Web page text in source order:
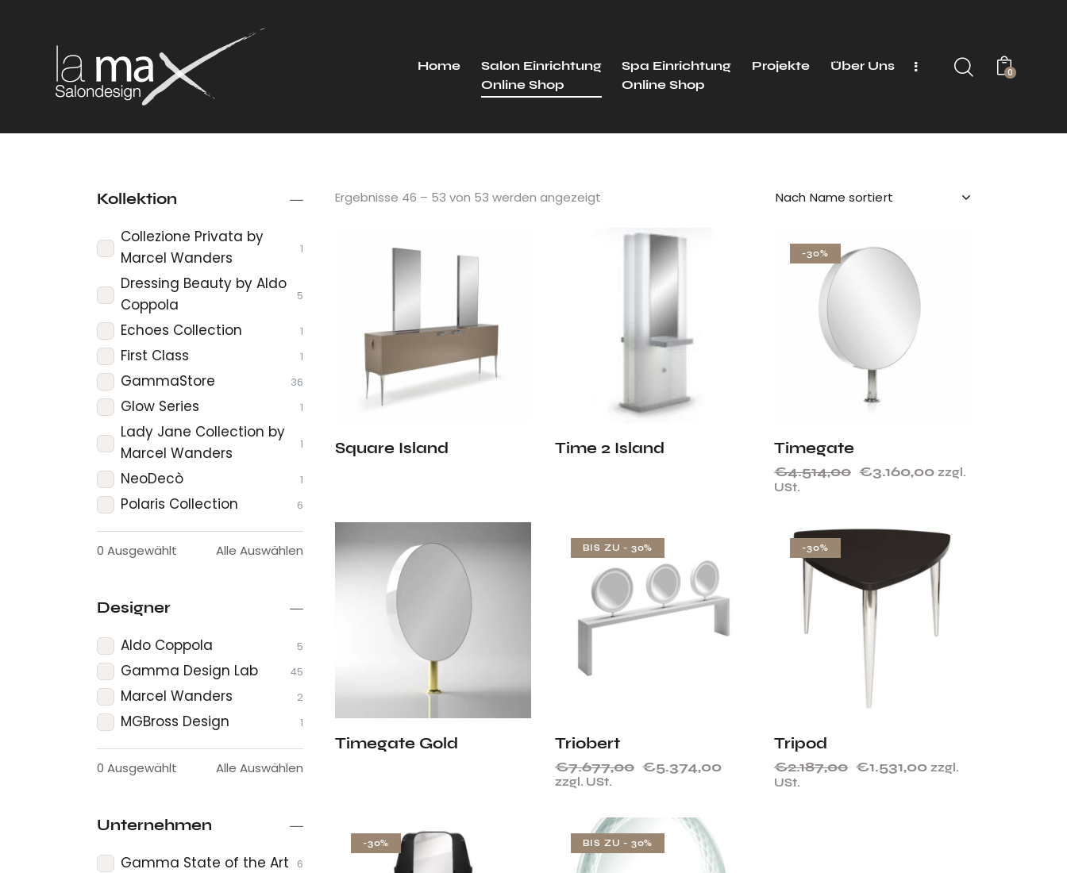
Home
Salon Einrichtung
Online Shop
Spa Einrichtung
Online Shop
Projekte Über Uns 0
Ergebnisse 46 – 53 von 53 werden angezeigt
Square Island Time 2 Island
-30%
Timegate
€4.514,00 €3.160,00 zzgl.
USt.
Timegate Gold
BIS ZU - 30%
Triobert
€7.677,00 €5.374,00
zzgl. USt.
-30%
Tripod
€2.187,00 €1.531,00 zzgl.
USt.
-30% BIS ZU - 30%
Kollektion
Collezione Privata by
Marcel Wanders
1
Dressing Beauty by Aldo
Coppola
5
Echoes Collection 1
First Class 1
GammaStore 36
Glow Series 1
Lady Jane Collection by
Marcel Wanders
1
NeoDecò 1
Polaris Collection 6
0 Ausgewählt Alle Auswählen
Designer
Aldo Coppola 5
Gamma Design Lab 45
Marcel Wanders 2
MGBross Design 1
0 Ausgewählt Alle Auswählen
Unternehmen
Gamma State of the Art 6